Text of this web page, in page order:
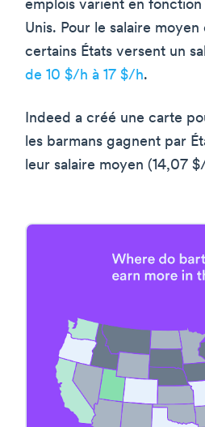
emplois varient en fonction
Unis. Pour le salaire
certains États versent un
de 10 $/h à 17 $/h.
Indeed a créé une carte
les barmans gagnent par
leur salaire moyen (14,07